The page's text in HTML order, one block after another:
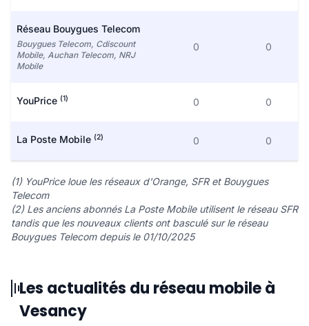
Réseau Bouygues Telecom
Bouygues Telecom, Cdiscount
Mobile, Auchan Telecom, NRJ
Mobile
0 0
YouPrice (1) 0 0
La Poste Mobile (2) 0 0
(1) YouPrice loue les réseaux d'Orange, SFR et Bouygues
Telecom
(2) Les anciens abonnés La Poste Mobile utilisent le réseau SFR
tandis que les nouveaux clients ont basculé sur le réseau
Bouygues Telecom depuis le 01/10/2025
Les actualités du réseau mobile à
Vesancy